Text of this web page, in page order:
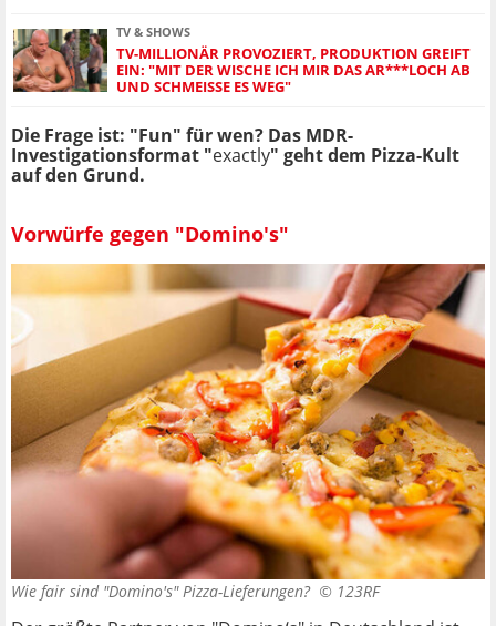
TV & SHOWS
TV-MILLIONÄR PROVOZIERT, PRODUKTION GREIFT
EIN: "MIT DER WISCHE ICH MIR DAS AR***LOCH AB
UND SCHMEISSE ES WEG"
Die Frage ist: "Fun" für wen? Das MDR-
Investigationsformat "exactly" geht dem Pizza-Kult
auf den Grund.
Vorwürfe gegen "Domino's"
Wie fair sind "Domino's" Pizza-Lieferungen? © 123RF